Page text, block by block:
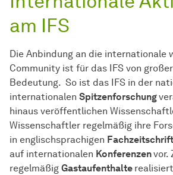
am IFS
Die Anbindung an die internationale
Community ist für das IFS von
Bedeutung. So ist das IFS in der
internationalen Spitzenforschung
hinaus veröffentlichen
Wissenschaftler regelmäßig ihre
in englischsprachigen
auf internationalen Konferenzenvor.
regelmäßig Gastaufenthalte